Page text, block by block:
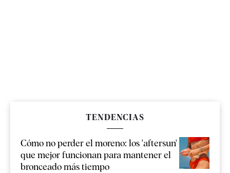
TENDENCIAS
Cómo no perder el moreno: los 'aftersun'
que mejor funcionan para mantener el
bronceado más tiempo